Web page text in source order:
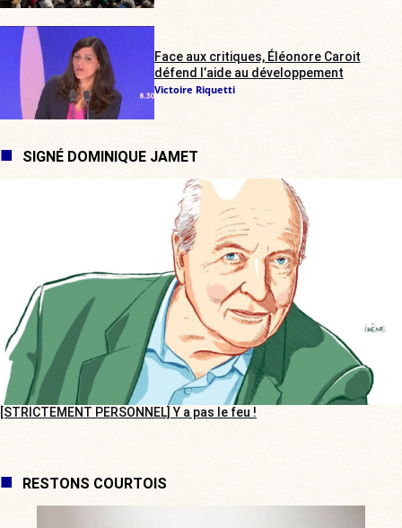
Face aux critiques, Éléonore Caroit
défend l’aide au développement
Victoire Riquetti
SIGNÉ DOMINIQUE JAMET
[STRICTEMENT PERSONNEL] Y a pas le feu !
RESTONS COURTOIS